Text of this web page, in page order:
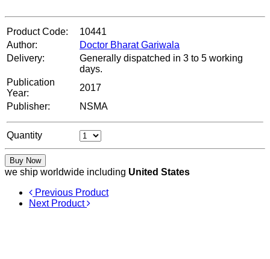
Product Code:
10441
Author:
Doctor Bharat Gariwala
Delivery:
Generally dispatched in 3 to 5 working
days.
Publication
Year:
2017
Publisher:
NSMA
Quantity
Buy Now
we ship worldwide including United States
Previous Product
Next Product